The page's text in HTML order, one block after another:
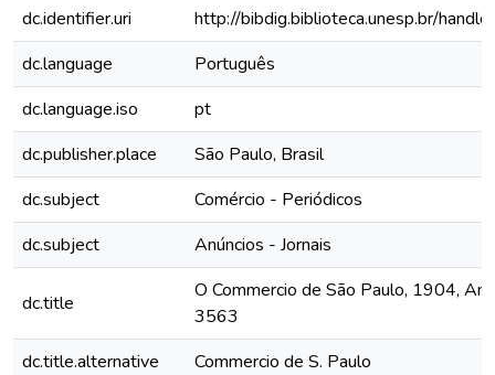
dc.identifier.uri
http://bibdig.biblioteca.unesp.br/
dc.language
Português
dc.language.iso
pt
dc.publisher.place
São Paulo, Brasil
dc.subject
Comércio - Periódicos
dc.subject
Anúncios - Jornais
dc.title
O Commercio de São Paulo, 1904,
3563
dc.title.alternative
Commercio de S. Paulo